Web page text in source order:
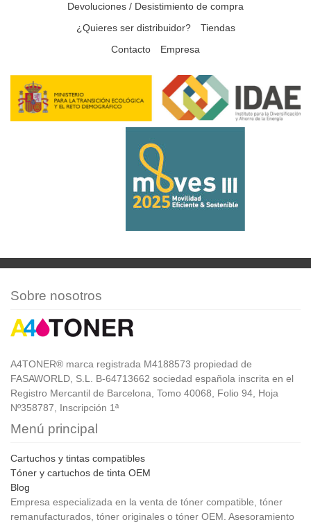
Devoluciones / Desistimiento de compra
¿Quieres ser distribuidor?
Tiendas
Contacto
Empresa
Sobre nosotros
A4TONER® marca registrada M4188573 propiedad de
FASAWORLD, S.L. B-64713662 sociedad española inscrita en el
Registro Mercantil de Barcelona, Tomo 40068, Folio 94, Hoja
Nº358787, Inscripción 1ª
Menú principal
Cartuchos y tintas compatibles
Tóner y cartuchos de tinta OEM
Blog
Empresa especializada en la venta de tóner compatible, tóner
remanufacturados, tóner originales o tóner OEM. Asesoramiento